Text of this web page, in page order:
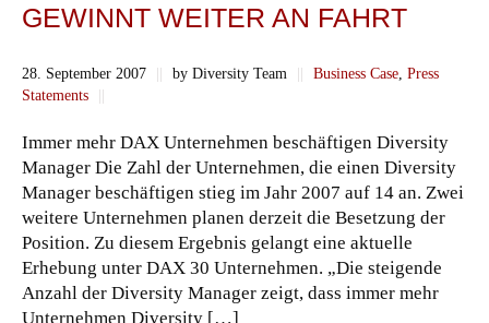
GEWINNT WEITER AN FAHRT
28. September 2007 || by Diversity Team || Business Case Press
Statements
||
Immer mehr DAX Unternehmen beschäftigen Diversity
Manager Die Zahl der Unternehmen, die einen Diversity
Manager beschäftigen stieg im Jahr 2007 auf 14 an. Zwei
weitere Unternehmen planen derzeit die Besetzung der
Position. Zu diesem Ergebnis gelangt eine aktuelle
Erhebung unter DAX 30 Unternehmen. „Die steigende
Anzahl der Diversity Manager zeigt, dass immer mehr
Unternehmen Diversity […]